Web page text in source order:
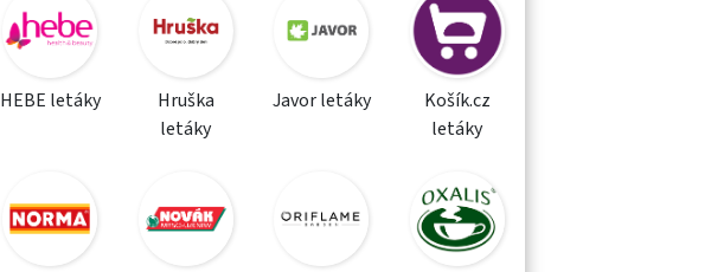
HEBE letáky
Hruška
letáky
Javor letáky
Košík.cz
letáky